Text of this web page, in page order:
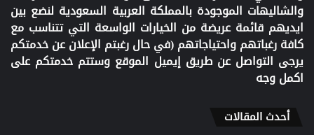
والشاليهات الموجودة بالمملكة العربية السعودية لنضع بين
ايديهم قائمة عريضة من الخيارات الواسعة التي تتناسب مع
كافة رغباتهم واحتياجاتهم (في حال رغبتم الإعلان عن خدمتكم
يرجى التواصل عن طريق إيميل الموقع وستتم خدمتكم على
اكمل وجه
أحدث المقالات